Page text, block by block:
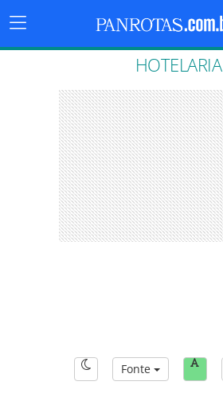
Menu
Principal
HOTELARIA
Fonte